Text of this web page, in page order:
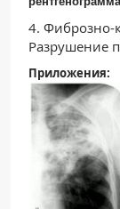
4. Фиброзно-
Разрушение
Приложения: